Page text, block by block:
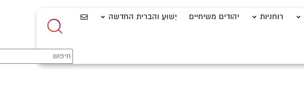
רוחניות יהודים משיחיים יֵשׁוּעַ והברית החדשה